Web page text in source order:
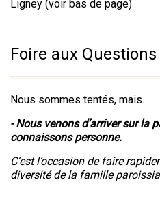
Ligney (voir bas de page)
Foire aux Questions
Nous sommes tentés, mais…
- Nous venons d’arriver sur la
connaissons personne.
C’est l’occasion de faire
diversité de la famille